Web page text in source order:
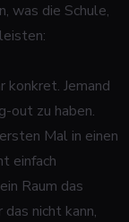
was die Schule,
Jemand
out zu haben.
Mal in einen
einfach
Raum das
nicht kann,